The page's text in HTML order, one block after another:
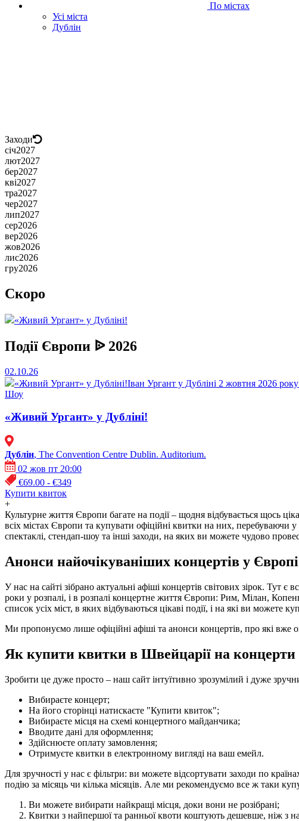
По містах
Усі міста
Дублін
Заходи
січ2027
лют2027
бер2027
кві2027
тра2027
чер2027
лип2027
сер2026
вер2026
жов2026
лис2026
гру2026
Скоро
«Живий Ургант» у Дубліні!
Події Європи ᐉ 2026
02.10.26
«Живий Ургант» у Дубліні!Іван Ургант у Дубліні 2 жовтня 2026
Шоу
«Живий Ургант» у Дубліні!
Дублін, The Convention Centre Dublin. Auditorium.
02 жов пт 20:00
€69.00 - €349
Купити квиток
+
Культурне життя Європи багате на події – щодня відбувається щось
всіх містах Європи та купувати офіційні квитки на них,
спектаклі, стендап-шоу та інші заходи, на яких ви можете чудово
Анонси найочікуваніших концертів у Європі
У нас на сайті зібрано актуальні афіші концертів світових зірок.
роки у розпалі, і в розпалі концертне життя Європи: Рим, Мілан,
список усіх міст, в яких відбуваються цікаві події, і на які ви можете
Ми пропонуємо лише офіційні афіші та анонси концертів, про які
Як купити квитки в Швейцарії на концерти
Зробити це дуже просто – наш сайт інтуїтивно зрозумілий і дуже
Вибираєте концерт;
На його сторінці натискаєте "Купити квиток";
Вибираєте місця на схемі концертного майданчика;
Вводите дані для оформлення;
Здійснюєте оплату замовлення;
Отримуєте квитки в електронному вигляді на ваш емейл.
Для зручності у нас є фільтри: ви можете відсортувати заходи по
подію за місяць чи кілька місяців. Але ми рекомендуємо все ж таки
Ви можете вибирати найкращі місця, доки вони не розібрані;
Квитки з найпершої та ранньої квоти коштують дешевше, ніж з